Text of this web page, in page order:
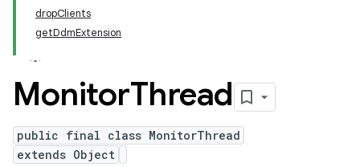
dropClients
getDdmExtension
MonitorThread
public final class MonitorThread
extends Object